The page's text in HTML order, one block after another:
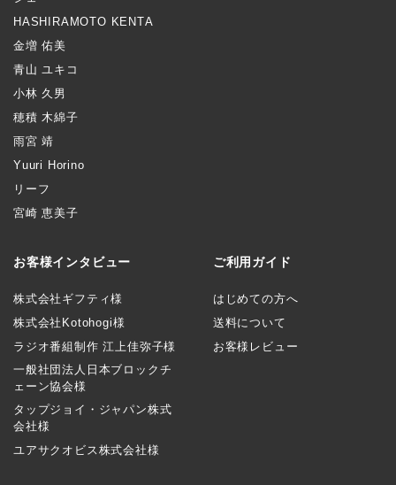
HASHIRAMOTO KENTA
金増 佑美
青山 ユキコ
小林 久男
穂積 木綿子
雨宮 靖
Yuuri Horino
リーフ
宮崎 恵美子
お客様インタビュー
株式会社ギフティ様
株式会社Kotohogi様
ラジオ番組制作 江上佳弥子様
一般社団法人日本ブロックチ
ェーン協会様
タップジョイ・ジャパン株式
会社様
ユアサクオビス株式会社様
ご利用ガイド
はじめての方へ
送料について
お客様レビュー